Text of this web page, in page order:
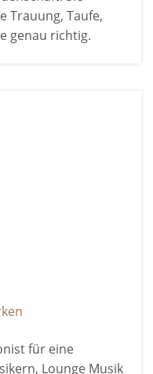
Trauung, Taufe,
genau richtig.
für eine
Lounge Musik